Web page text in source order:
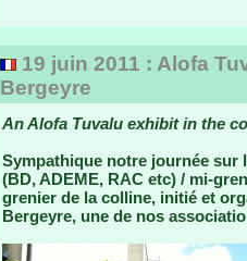
19 juin 2011 : Alofa
Bergeyre
An Alofa Tuvalu exhibit in the
Sympathique notre journée sur
(BD, ADEME, RAC etc) / mi-
grenier de la colline, initié et
Bergeyre, une de nos